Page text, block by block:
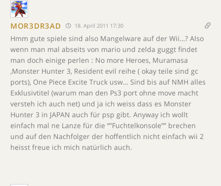
MOR3DR3AD 18. April 2011 17:30
Hmm gute spiele sind also Mangelware auf der Wii…? Also
wenn man mal abseits von mario und zelda guggt findet
man doch einige perlen : No more Heroes, Muramasa
,Monster Hunter 3, Resident evil reihe ( okay teile sind gc
ports), One Piece Excite Truck usw… Sind bis auf NMH alles
Exklusivtitel (warum man den Ps3 port ohne move macht
versteh ich auch net) und ja ich weiss dass es Monster
Hunter 3 in JAPAN auch für psp gibt. Anyway ich wollt
einfach mal ne Lanze für die “”Fuchtelkonsole”” brechen
und auf den Nachfolger der hoffentlich nicht einfach wii 2
heisst freue ich mich natürlich auch.